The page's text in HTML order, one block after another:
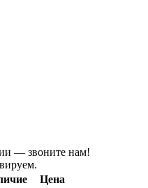
— звоните нам!
Цена